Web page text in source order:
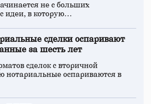
не с больших
идеи, в которую…
сделки оспаривают
за шесть лет
сделок с вторичной
нотариальные оспариваются в